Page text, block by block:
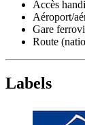
Accès
Aéroport/
Gare
Route
Labels